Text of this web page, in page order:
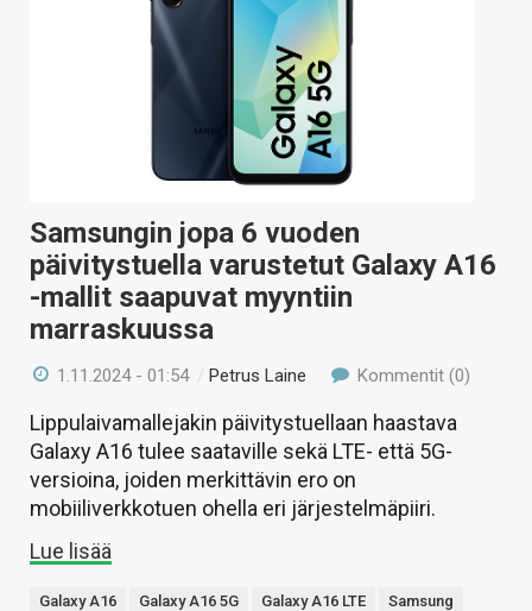
Samsungin jopa 6 vuoden
päivitystuella varustetut Galaxy A16
-mallit saapuvat myyntiin
marraskuussa
1.11.2024 - 01:54 / Petrus Laine Kommentit (0)
Lippulaivamallejakin päivitystuellaan haastava
Galaxy A16 tulee saataville sekä LTE- että 5G-
versioina, joiden merkittävin ero on
mobiiliverkkotuen ohella eri järjestelmäpiiri.
Lue lisää
Galaxy A16 Galaxy A16 5G Galaxy A16 LTE Samsung